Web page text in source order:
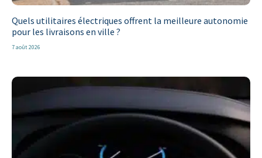
Quels utilitaires électriques offrent la meilleure autonomie
pour les livraisons en ville ?
7 août 2026